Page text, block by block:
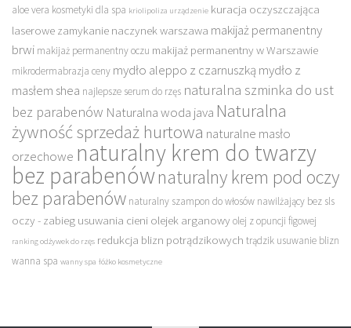
aloe vera kosmetyki dla spa kriolipoliza urządzenie kuracja oczyszczająca
laserowe zamykanie naczynek warszawa makijaż permanentny
brwi makijaż permanentny oczu makijaż permanentny w Warszawie
mikrodermabrazja ceny mydło aleppo z czarnuszką mydło z
masłem shea najlepsze serum do rzęs naturalna szminka do ust
bez parabenów Naturalna woda java Naturalna
żywność sprzedaż hurtowa naturalne masło
orzechowe naturalny krem do twarzy
bez parabenównaturalny krem pod oczy
bez parabenów naturalny szampon do włosów nawilżający bez sls
oczy - zabieg usuwania cieni olejek arganowy olej z opuncji figowej
ranking odżywek do rzęs redukcja blizn potrądzikowych trądzik usuwanie blizn
wanna spa wanny spa łóżko kosmetyczne